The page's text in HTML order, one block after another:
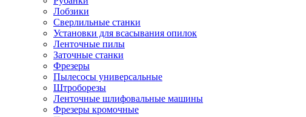
Лобзики
Сверлильные станки
Установки для всасывания опилок
Ленточные пилы
Заточные станки
Фрезеры
Пылесосы универсальные
Штроборезы
Ленточные шлифовальные машины
Фрезеры кромочные